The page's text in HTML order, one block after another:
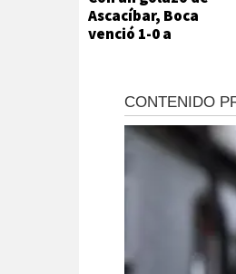
Ascacíbar, Boca
venció 1-0 a